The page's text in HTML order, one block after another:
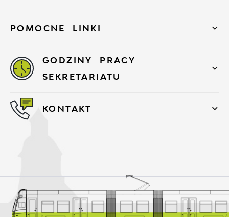
POMOCNE LINKI
GODZINY PRACY
SEKRETARIATU
KONTAKT